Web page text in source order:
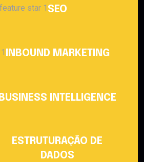
SEO
INBOUND MARKETING
BUSINESS INTELLIGENCE
ESTRUTURAÇÃO DE
DADOS